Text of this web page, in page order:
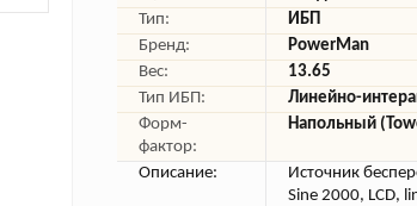
Тип:
ИБП
Бренд:
PowerMan
Вес:
13.65
Тип ИБП:
Линейно-
Форм-
фактор:
Напольный
Описание:
Источник
Sine 2000, LCD,